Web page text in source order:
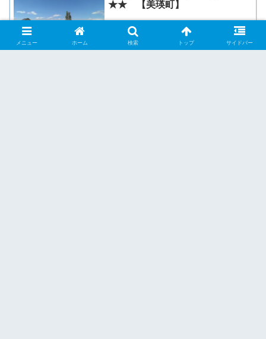
★★ 【美瑛町】
メニュー ホーム 検索 トップ サイドバー